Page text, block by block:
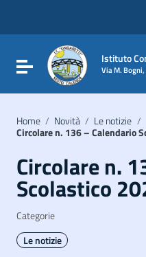
Vai al footer
Attiva / disattiva laIstituto
Via M.
Home / Novità / Le notizie /
Circolare n. 136 – Calendario
Circolare n.
Scolastico
Categorie
Le notizie